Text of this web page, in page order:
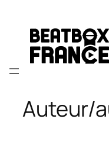
contenu
Auteur/